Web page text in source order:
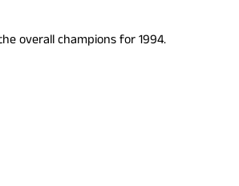
overall champions for 1994.